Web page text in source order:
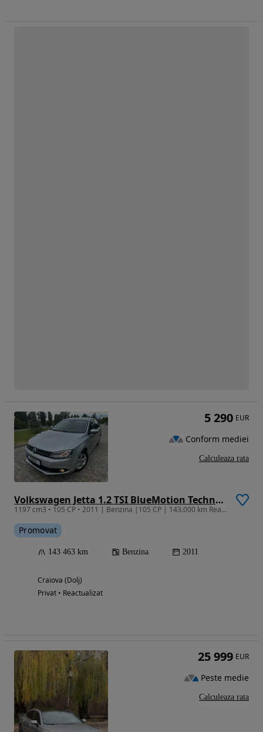
Volkswagen Jetta 1.2 TSI BlueMotion Technology
1197 cm3 • 105 CP • 2011 | Benzina |105 CP | 143.000 km Reali | Clima | Camera | Top
Promovat
143 463 km Benzina 2011
Craiova (Dolj)
Privat • Reactualizat
5 290 EUR
Conform mediei
Calculeaza rata
25 999 EUR
Peste medie
Calculeaza rata